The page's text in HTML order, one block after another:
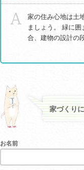
家の住み心地は土
ましょう。 緑に
合、建物の設計の
家づくり
お名前